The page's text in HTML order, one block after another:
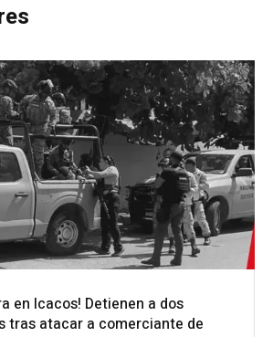
en Icacos! Detienen a dos
tras atacar a comerciante de